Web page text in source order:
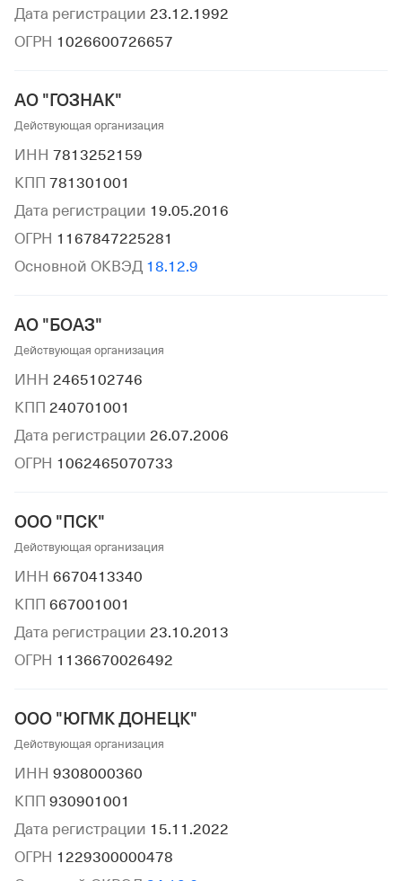
Дата регистрации 23.12.1992
ОГРН 1026600726657
АО "ГОЗНАК"
Действующая организация
ИНН 7813252159
КПП 781301001
Дата регистрации 19.05.2016
ОГРН 1167847225281
Основной ОКВЭД 18.12.9
АО "БОАЗ"
Действующая организация
ИНН 2465102746
КПП 240701001
Дата регистрации 26.07.2006
ОГРН 1062465070733
ООО "ПСК"
Действующая организация
ИНН 6670413340
КПП 667001001
Дата регистрации 23.10.2013
ОГРН 1136670026492
ООО "ЮГМК ДОНЕЦК"
Действующая организация
ИНН 9308000360
КПП 930901001
Дата регистрации 15.11.2022
ОГРН 1229300000478